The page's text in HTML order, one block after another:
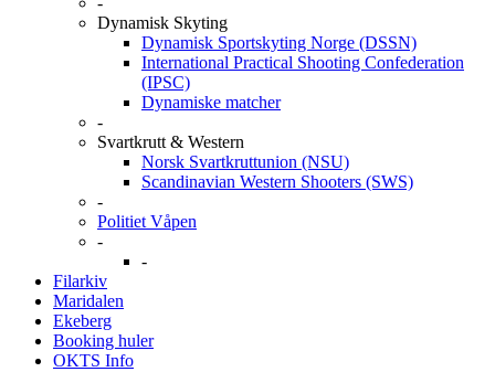
Dynamisk Skyting
Dynamisk Sportskyting Norge (DSSN)
International Practical Shooting Confederation
(IPSC)
Dynamiske matcher
-
Svartkrutt & Western
Norsk Svartkruttunion (NSU)
Scandinavian Western Shooters (SWS)
-
Politiet Våpen
-
-
Filarkiv
Maridalen
Ekeberg
Booking huler
OKTS Info